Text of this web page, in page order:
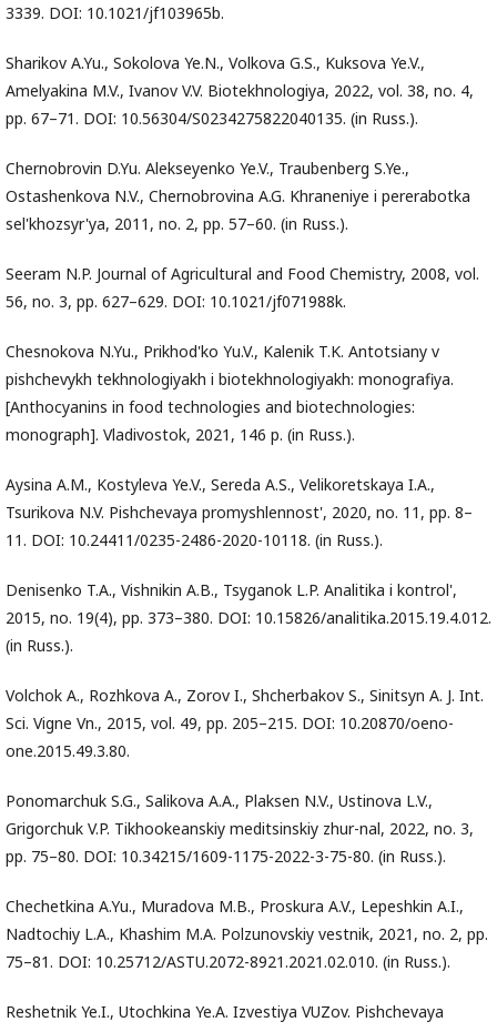
3339. DOI: 10.1021/jf103965b.
Sharikov A.Yu., Sokolova Ye.N., Volkova G.S., Kuksova Ye.V.,
Amelyakina M.V., Ivanov V.V. Biotekhnologiya, 2022, vol. 38, no. 4,
pp. 67–71. DOI: 10.56304/S0234275822040135. (in Russ.).
Chernobrovin D.Yu. Alekseyenko Ye.V., Traubenberg S.Ye.,
Ostashenkova N.V., Chernobrovina A.G. Khraneniye i pererabotka
sel'khozsyr'ya, 2011, no. 2, pp. 57–60. (in Russ.).
Seeram N.P. Journal of Agricultural and Food Chemistry, 2008, vol.
56, no. 3, pp. 627–629. DOI: 10.1021/jf071988k.
Chesnokova N.Yu., Prikhod'ko Yu.V., Kalenik T.K. Antotsiany v
pishchevykh tekhnologiyakh i biotekhnologiyakh: monografiya.
[Anthocyanins in food technologies and biotechnologies:
monograph]. Vladivostok, 2021, 146 p. (in Russ.).
Aysina A.M., Kostyleva Ye.V., Sereda A.S., Velikoretskaya I.A.,
Tsurikova N.V. Pishchevaya promyshlennost', 2020, no. 11, pp. 8–
11. DOI: 10.24411/0235-2486-2020-10118. (in Russ.).
Denisenko T.A., Vishnikin A.B., Tsyganok L.P. Analitika i kontrol',
2015, no. 19(4), pp. 373–380. DOI: 10.15826/analitika.2015.19.4.012.
(in Russ.).
Volchok A., Rozhkova A., Zorov I., Shcherbakov S., Sinitsyn A. J. Int.
Sci. Vigne Vn., 2015, vol. 49, pp. 205–215. DOI: 10.20870/oeno-
one.2015.49.3.80.
Ponomarchuk S.G., Salikova A.A., Plaksen N.V., Ustinova L.V.,
Grigorchuk V.P. Tikhookeanskiy meditsinskiy zhur-nal, 2022, no. 3,
pp. 75–80. DOI: 10.34215/1609-1175-2022-3-75-80. (in Russ.).
Chechetkina A.Yu., Muradova M.B., Proskura A.V., Lepeshkin A.I.,
Nadtochiy L.A., Khashim M.A. Polzunovskiy vestnik, 2021, no. 2, pp.
75–81. DOI: 10.25712/ASTU.2072-8921.2021.02.010. (in Russ.).
Reshetnik Ye.I., Utochkina Ye.A. Izvestiya VUZov. Pishchevaya